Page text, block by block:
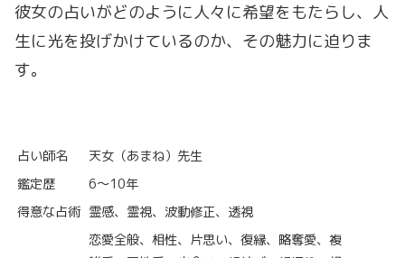
彼女の占いがどのように人々に希望をもたらし、人
生に光を投げかけているのか、その魅力に迫りま
す。
占い師名
天女（あまね）先生
鑑定歴
6～10年
得意な占術 霊感、霊視、波動修正、透視
恋愛全般、相性、片思い、復縁、略奪愛、複